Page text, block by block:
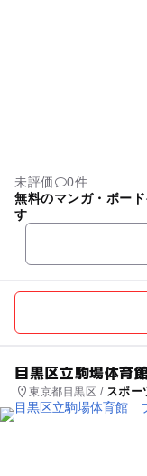
未評価
0件
無料のマンガ・ボー
す
目黒区立駒場体育
東京都目黒区 / スポー